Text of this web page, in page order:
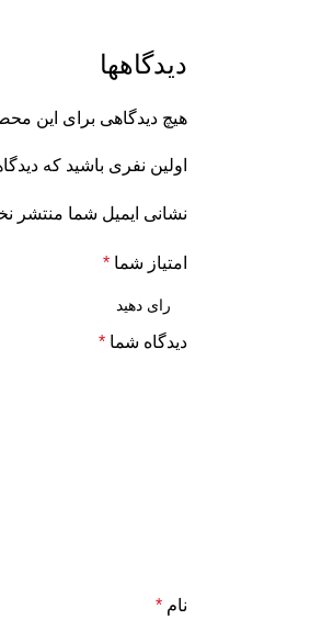
دیدگاهها
هیچ دیدگاهی برای این
اولین نفری باشید که
نشانی ایمیل شما منتشر
امتیاز شما *
دیدگاه شما *
نام *